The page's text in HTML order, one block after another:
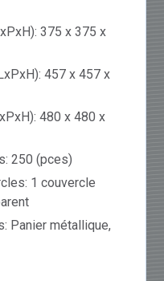
375 x 375 x
457 x 457 x
480 x 480 x
250 (pces)
1 couvercle
Panier métallique,